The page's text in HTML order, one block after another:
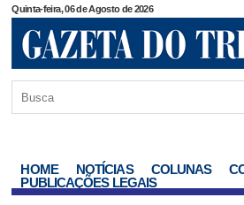
Quinta-feira, 06 de Agosto de 2026
HOME NOTÍCIAS COLUNAS
PUBLICAÇÕES LEGAIS